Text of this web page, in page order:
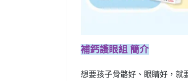
補鈣護眼組 簡介
想要孩子骨骼好、眼睛好，就